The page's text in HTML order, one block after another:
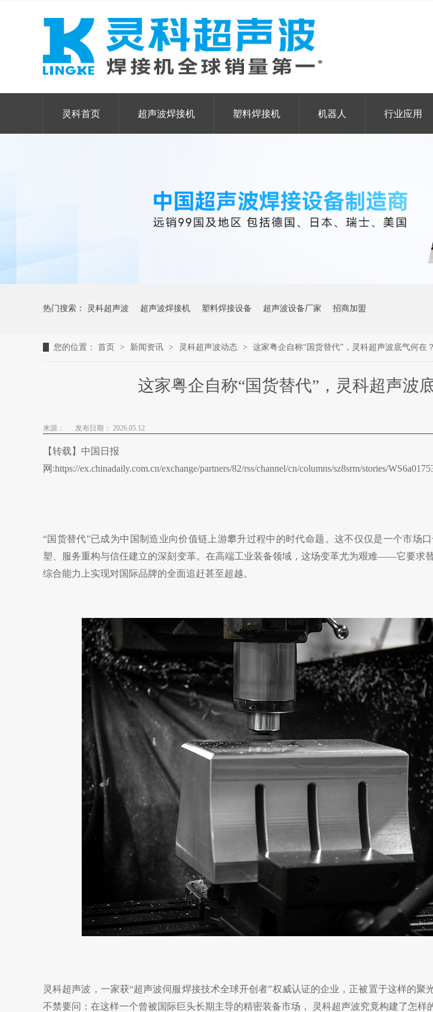
灵科首页 超声波焊接机 塑料焊接机 机器人 行业应用
热门搜索： 灵科超声波 超声波焊接机 塑料焊接设备 超声波设备厂家 招商加盟
您的位置： 首页 > 新闻资讯 > 灵科超声波动态 > 这家粤企自称“国货替代”，灵科超声波底气何在？
这家粤企自称“国货替代”，灵科超声波
来源： 发布日期： 2026.05.12
【转载】中国日报
网:https://ex.chinadaily.com.cn/exchange/partners/82/rss/channel/cn/columns/sz8srm/stories/
“国货替代”已成为中国制造业向价值链上游攀升过程中的时代命题。这不仅仅是一个市场
塑、服务重构与信任建立的深刻变革。在高端工业装备领域，这场变革尤为艰难——它要求
综合能力上实现对国际品牌的全面追赶甚至超越。
灵科超声波，一家获“超声波伺服焊接技术全球开创者”权威认证的企业，正被置于这样的聚
不禁要问：在这样一个曾被国际巨头长期主导的精密装备市场，
灵科超声波究竟构建了怎样